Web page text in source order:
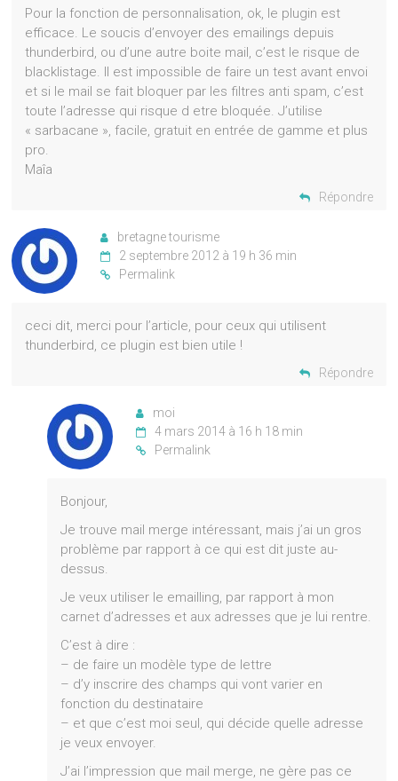
Pour la fonction de personnalisation, ok, le plugin est
efficace. Le soucis d’envoyer des emailings depuis
thunderbird, ou d’une autre boite mail, c’est le risque de
blacklistage. Il est impossible de faire un test avant envoi
et si le mail se fait bloquer par les filtres anti spam, c’est
toute l’adresse qui risque d etre bloquée. J’utilise
« sarbacane », facile, gratuit en entrée de gamme et plus
pro.
Maîa
Répondre
bretagne tourisme
2 septembre 2012 à 19 h 36 min
Permalink
ceci dit, merci pour l’article, pour ceux qui utilisent
thunderbird, ce plugin est bien utile !
Répondre
moi
4 mars 2014 à 16 h 18 min
Permalink
Bonjour,
Je trouve mail merge intéressant, mais j’ai un gros
problème par rapport à ce qui est dit juste au-
dessus.
Je veux utiliser le emailling, par rapport à mon
carnet d’adresses et aux adresses que je lui rentre.
C’est à dire :
– de faire un modèle type de lettre
– d’y inscrire des champs qui vont varier en
fonction du destinataire
– et que c’est moi seul, qui décide quelle adresse
je veux envoyer.
J’ai l’impression que mail merge, ne gère pas ce